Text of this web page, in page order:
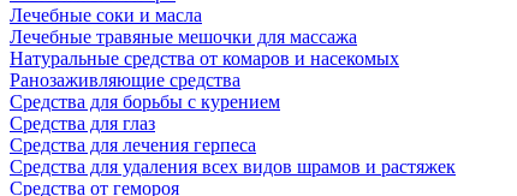
Лечебные соки и масла
Лечебные травяные мешочки для массажа
Натуральные средства от комаров и насекомых
Ранозаживляющие средства
Средства для борьбы с курением
Средства для глаз
Средства для лечения герпеса
Средства для удаления всех видов шрамов и растяжек
Средства от гемороя